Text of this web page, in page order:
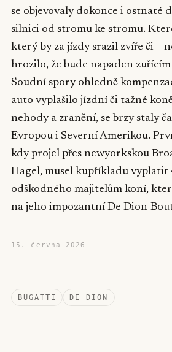
se objevovaly dokonce i ostnaté
silnici od stromu ke stromu.
který by za jízdy srazil zvíře či –
hrozilo, že bude napaden
Soudní spory ohledně
auto vyplašilo jízdní či tažné
nehody a zranění, se brzy staly
Evropou i Severní Amerikou.
kdy projel přes newyorkskou
Hagel, musel kupříkladu vyplatit
odškodného majitelům koní,
na jeho impozantní De Dion-
15. června 2026
BUGATTI DE DION